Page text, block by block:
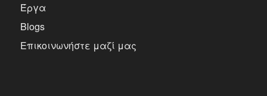
Έργα
Blogs
Επικοινωνήστε μαζί μας